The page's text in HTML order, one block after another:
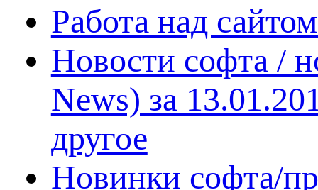
Работа над
Новости софта /
News) за
другое
Новинки софта/